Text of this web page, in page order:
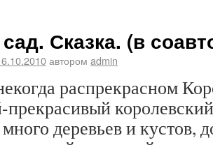
Сказка. (в
автором admin
распрекрасном
прекрасивый
деревьев и кустов,